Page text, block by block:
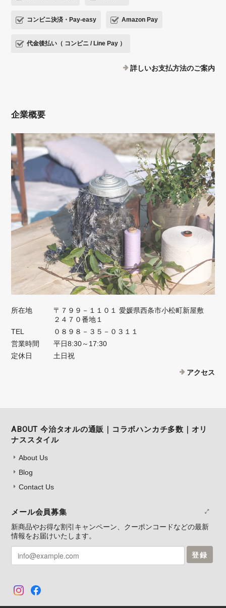
コンビニ決済・Pay-easy Amazon Pay
代金後払い（ コンビニ / Line Pay ）
詳しいお支払方法のご案内
企業概要
所在地
〒７９９－１１０１ 愛媛県西条市小松町新屋敷
２４７０番地１
TEL
０８９８－３５－０３１１
営業時間
平日8:30～17:30
定休日
土日祝
アクセス
ABOUT 今治タオルの通販｜コラボハンカチ多数｜オリ
ナススタイル
About Us
Blog
Contact Us
メール会員募集
新商品やお得な割引キャンペーン、クーポンコードなどの最新
情報をお届けいたします。
登録